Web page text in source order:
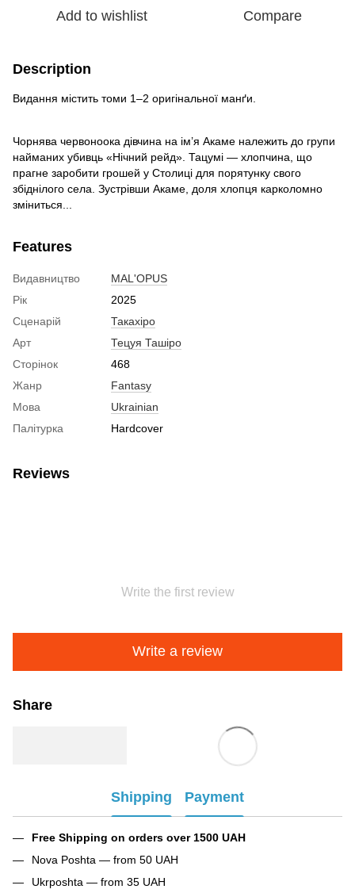
Add to wishlist Compare
Description
Видання містить томи 1–2 оригінальної манґи.
Чорнява червоноока дівчина на ім’я Акаме належить до групи
найманих убивць «Нічний рейд». Тацумі — хлопчина, що
прагне заробити грошей у Столиці для порятунку свого
збіднілого села. Зустрівши Акаме, доля хлопця карколомно
зміниться...
Features
Видавництво
MAL'OPUS
Рік
2025
Сценарій
Такахіро
Арт
Тецуя Ташіро
Сторінок
468
Жанр
Fantasy
Мова
Ukrainian
Палітурка
Hardcover
Reviews
Write the first review
Write a review
Share
Shipping Payment
Free Shipping on orders over 1500 UAH
Nova Poshta — from 50 UAH
Ukrposhta — from 35 UAH